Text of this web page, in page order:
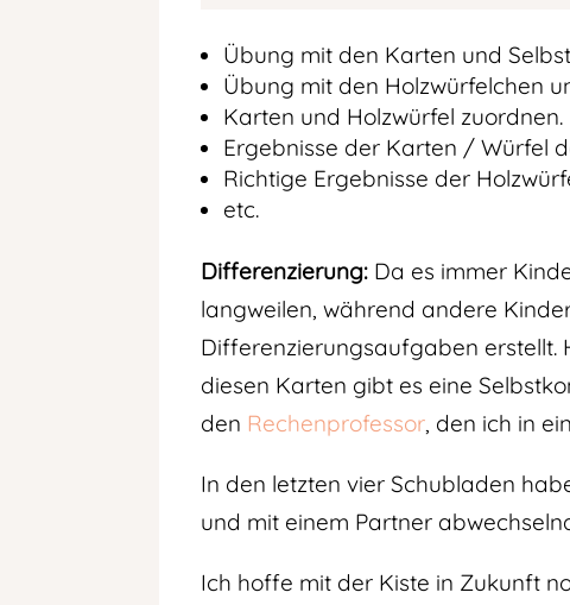
Übung mit den Karten und
Übung mit den Holzwürfelchen
Karten und Holzwürfel zuordnen.
Ergebnisse der Karten / Würfel
Richtige Ergebnisse der
etc.
Differenzierung: Da es immer
langweilen, während andere
Differenzierungsaufgaben erstellt.
diesen Karten gibt es eine
den Rechenprofessor, den ich in
In den letzten vier Schubladen
und mit einem Partner
Ich hoffe mit der Kiste in Zukunft